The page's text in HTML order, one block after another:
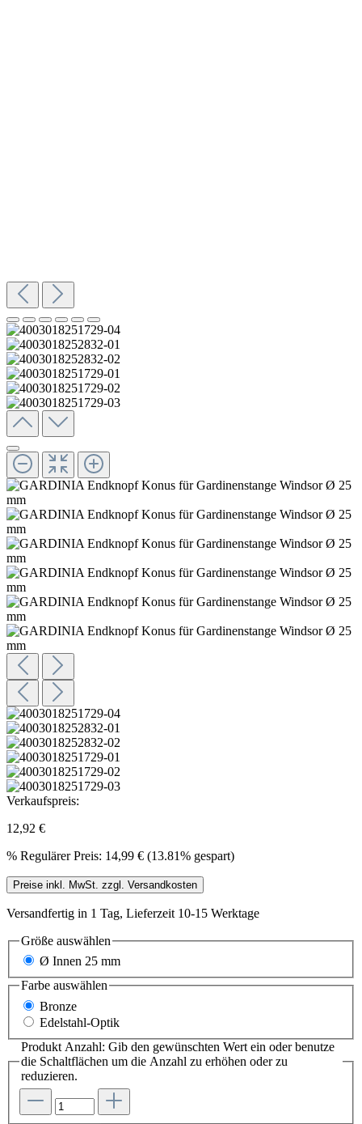
Verkaufspreis:
12,92 €
% Regulärer Preis: 14,99 € (13.81% gespart)
Preise inkl. MwSt. zzgl. Versandkosten
Versandfertig in 1 Tag, Lieferzeit 10-15 Werktage
Größe auswählen
Ø Innen 25 mm
Farbe auswählen
Bronze
Edelstahl-Optik
Produkt Anzahl: Gib den gewünschten Wert ein oder benutze
die Schaltflächen um die Anzahl zu erhöhen oder zu
reduzieren.